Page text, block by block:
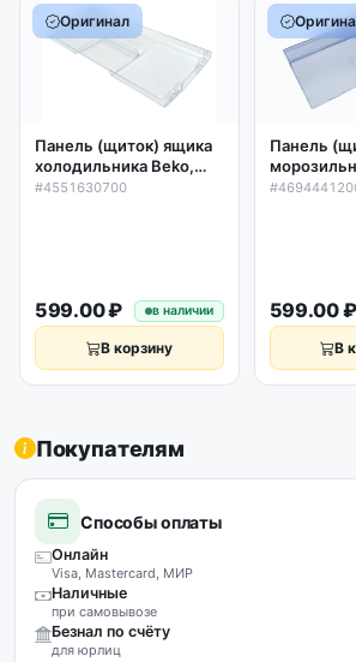
Оригинал
Панель (щиток) ящика
холодильника Beko,
470х190х30мм, с
#4551630700
599.00 ₽ в наличии
В корзину
Панель
599.00 ₽
В
Покупателям
Способы оплаты
Онлайн
Visa, Mastercard, МИР
Наличные
при самовывозе
Безнал по счёту
для юрлиц